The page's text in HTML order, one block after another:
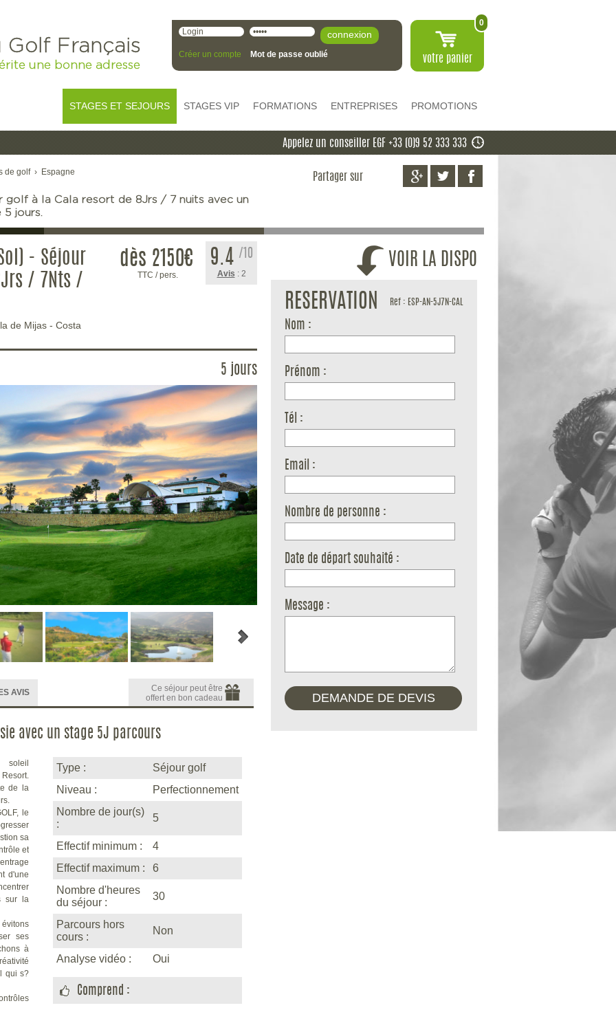
Golf Français
une bonne adresse
Créer un compte Mot de passe oublié votre panier
0
STAGES ET SEJOURS STAGES VIP FORMATIONS ENTREPRISES PROMOTIONS
Appelez un conseiller EGF +33 (0)9 52 333 333
de golf › Espagne
golf à la Cala resort de 8Jrs / 7 nuits avec un
jours.
Partager sur
- Séjour
/ 7Nts /
de Mijas - Costa
dès 2150€
TTC / pers.
9.4 /10
Avis : 2
5 jours
Ce séjour peut être
offert en bon cadeau
AVIS
avec un stage 5J parcours
Type :
Séjour golf
Niveau :
Perfectionnement
Nombre de jour(s)
:
5
Effectif minimum :
4
Effectif maximum :
6
Nombre d'heures
du séjour :
30
Parcours hors
cours :
Non
Analyse vidéo : Oui
Comprend :
de la
le
sa
et
d'une
sur la
ses
à
qui s?
VOIR LA DISPO
RESERVATION Ref : ESP-AN-5J7N-CAL
Nom :
Prénom :
Tél :
Email :
Nombre de personne :
Date de départ souhaité :
Message :